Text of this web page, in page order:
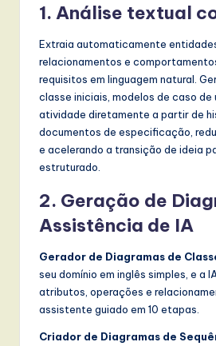
1. Análise textual
Extraia automaticamente
relacionamentos e
requisitos em linguagem natural.
classe iniciais, modelos de caso de
atividade diretamente a partir de
documentos de especificação,
e acelerando a transição de ideia
estruturado.
2. Geração de
Assistência de IA
Gerador de Diagramas de
seu domínio em inglês simples, e a
atributos, operações e
assistente guiado em 10 etapas.
Criador de Diagramas de